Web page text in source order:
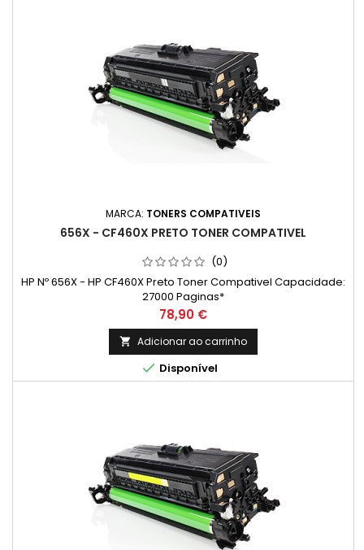
MARCA: TONERS COMPATIVEIS
656X - CF460X PRETO TONER COMPATIVEL
(0)
HP Nº 656X - HP CF460X Preto Toner Compativel Capacidade:
27000 Paginas*
Preço
78,90 €
 Adicionar ao carrinho
 Disponível